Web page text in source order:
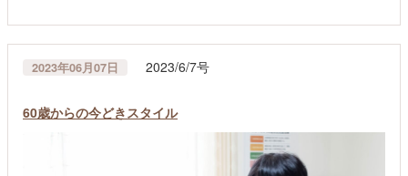
2023年06月07日 2023/6/7号
60歳からの今どきスタイル